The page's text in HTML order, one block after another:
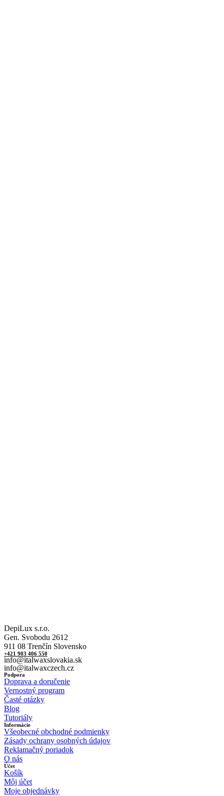
DepiLux s.r.o.
Gen. Svobodu 2612
911 08 Trenčín Slovensko
+421 903 406 550
info@italwaxslovakia.sk
info@italwaxczech.cz
Podpora
Doprava a doručenie
Vernostný program
Časté otázky
Blog
Tutoriály
Informácie
Všeobecné obchodné podmienky
Zásady ochrany osobných údajov
Reklamačný poriadok
O nás
Účet
Košík
Môj účet
Moje objednávky